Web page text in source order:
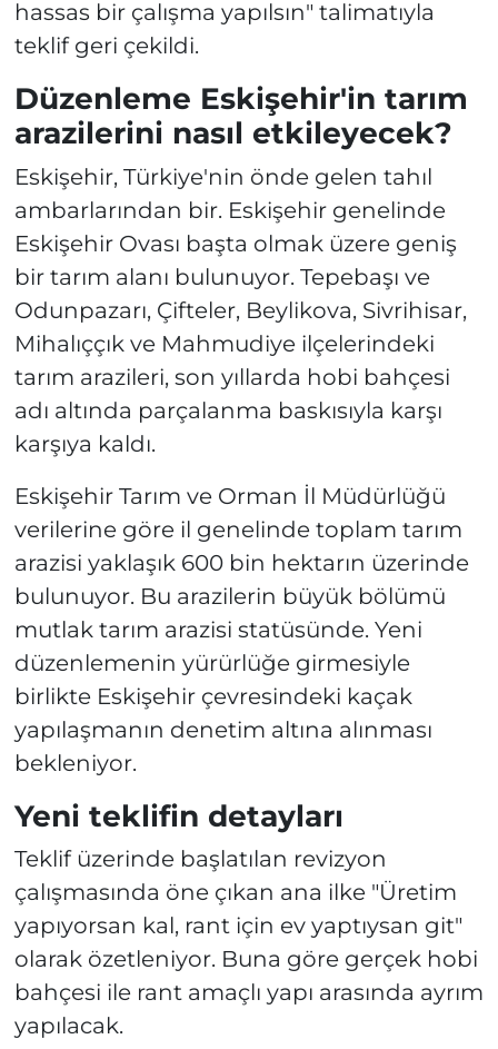
hassas bir çalışma yapılsın" talimatıyla
teklif geri çekildi.
Düzenleme Eskişehir'in tarım
arazilerini nasıl etkileyecek?
Eskişehir, Türkiye'nin önde gelen tahıl
ambarlarından bir. Eskişehir genelinde
Eskişehir Ovası başta olmak üzere geniş
bir tarım alanı bulunuyor. Tepebaşı ve
Odunpazarı, Çifteler, Beylikova, Sivrihisar,
Mihalıççık ve Mahmudiye ilçelerindeki
tarım arazileri, son yıllarda hobi bahçesi
adı altında parçalanma baskısıyla karşı
karşıya kaldı.
Eskişehir Tarım ve Orman İl Müdürlüğü
verilerine göre il genelinde toplam tarım
arazisi yaklaşık 600 bin hektarın üzerinde
bulunuyor. Bu arazilerin büyük bölümü
mutlak tarım arazisi statüsünde. Yeni
düzenlemenin yürürlüğe girmesiyle
birlikte Eskişehir çevresindeki kaçak
yapılaşmanın denetim altına alınması
bekleniyor.
Yeni teklifin detayları
Teklif üzerinde başlatılan revizyon
çalışmasında öne çıkan ana ilke "Üretim
yapıyorsan kal, rant için ev yaptıysan git"
olarak özetleniyor. Buna göre gerçek hobi
bahçesi ile rant amaçlı yapı arasında ayrım
yapılacak.